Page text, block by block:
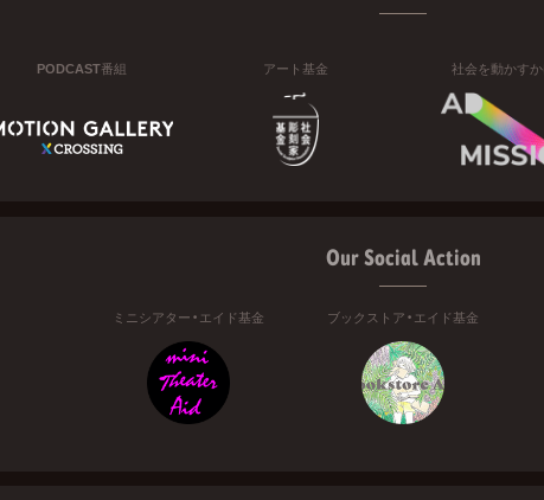
PODCAST番組 アート基金 社会を動かす
Our Social Action
ミニシアター・エイド基金 ブックストア・エイド基金